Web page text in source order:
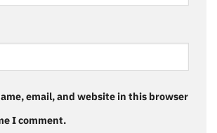
email, and website in this browser
I comment.